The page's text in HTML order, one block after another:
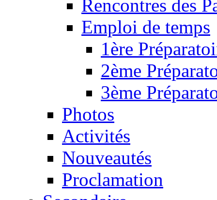
Rencontres des
Emploi de temps
1ère
2ème
3ème
Photos
Activités
Nouveautés
Proclamation